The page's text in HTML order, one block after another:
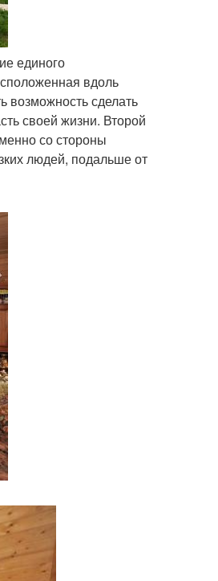
единого
вдоль
возможность сделать
своей жизни. Второй
со стороны
людей, подальше от